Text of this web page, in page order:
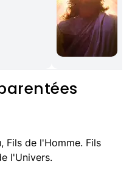
Fils de l'Homme. Fils
l'Univers.